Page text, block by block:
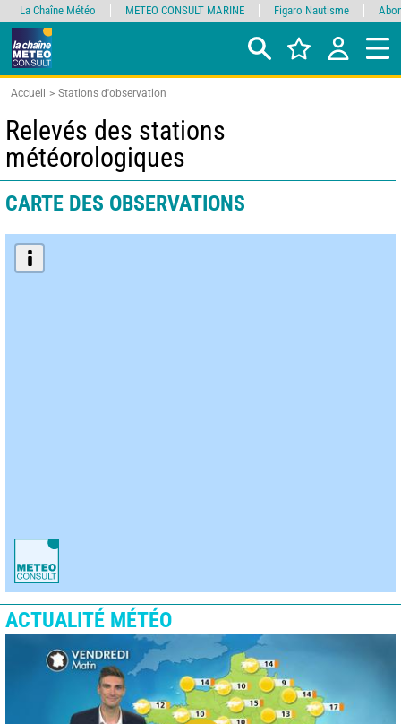
Accueil Stations d'observation
Relevés des stations
météorologiques
CARTE DES OBSERVATIONS
ACTUALITÉ MÉTÉO
La Chaîne Météo METEO CONSULT MARINE Figaro Nautisme